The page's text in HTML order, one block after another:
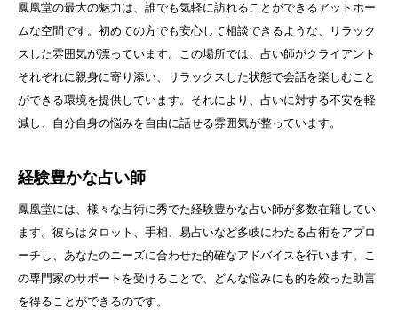
鳳凰堂の最大の魅力は、誰でも気軽に訪れることができるアットホー
ムな空間です。初めての方でも安心して相談できるような、リラック
スした雰囲気が漂っています。この場所では、占い師がクライアント
それぞれに親身に寄り添い、リラックスした状態で会話を楽しむこと
ができる環境を提供しています。それにより、占いに対する不安を軽
減し、自分自身の悩みを自由に話せる雰囲気が整っています。
経験豊かな占い師
鳳凰堂には、様々な占術に秀でた経験豊かな占い師が多数在籍してい
ます。彼らはタロット、手相、易占いなど多岐にわたる占術をアプロ
ーチし、あなたのニーズに合わせた的確なアドバイスを行います。こ
の専門家のサポートを受けることで、どんな悩みにも的を絞った助言
を得ることができるのです。